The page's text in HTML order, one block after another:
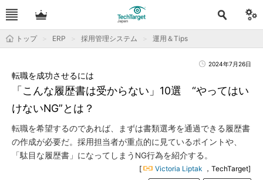
トップ ERP 採用管理システム 運用＆Tips
2024年7月26日
「こんな履歴書は受からない」10選 “やってはい
けないNG”とは？
転職を成功させるには
転職を希望するのであれば、まずは書類選考を通過できる履歴書
の作成が必要だ。採用担当者が重点的に見ているポイントや、
「駄目な履歴書」になってしまうNG行為を紹介する。
[ Victoria Liptak ，TechTarget]